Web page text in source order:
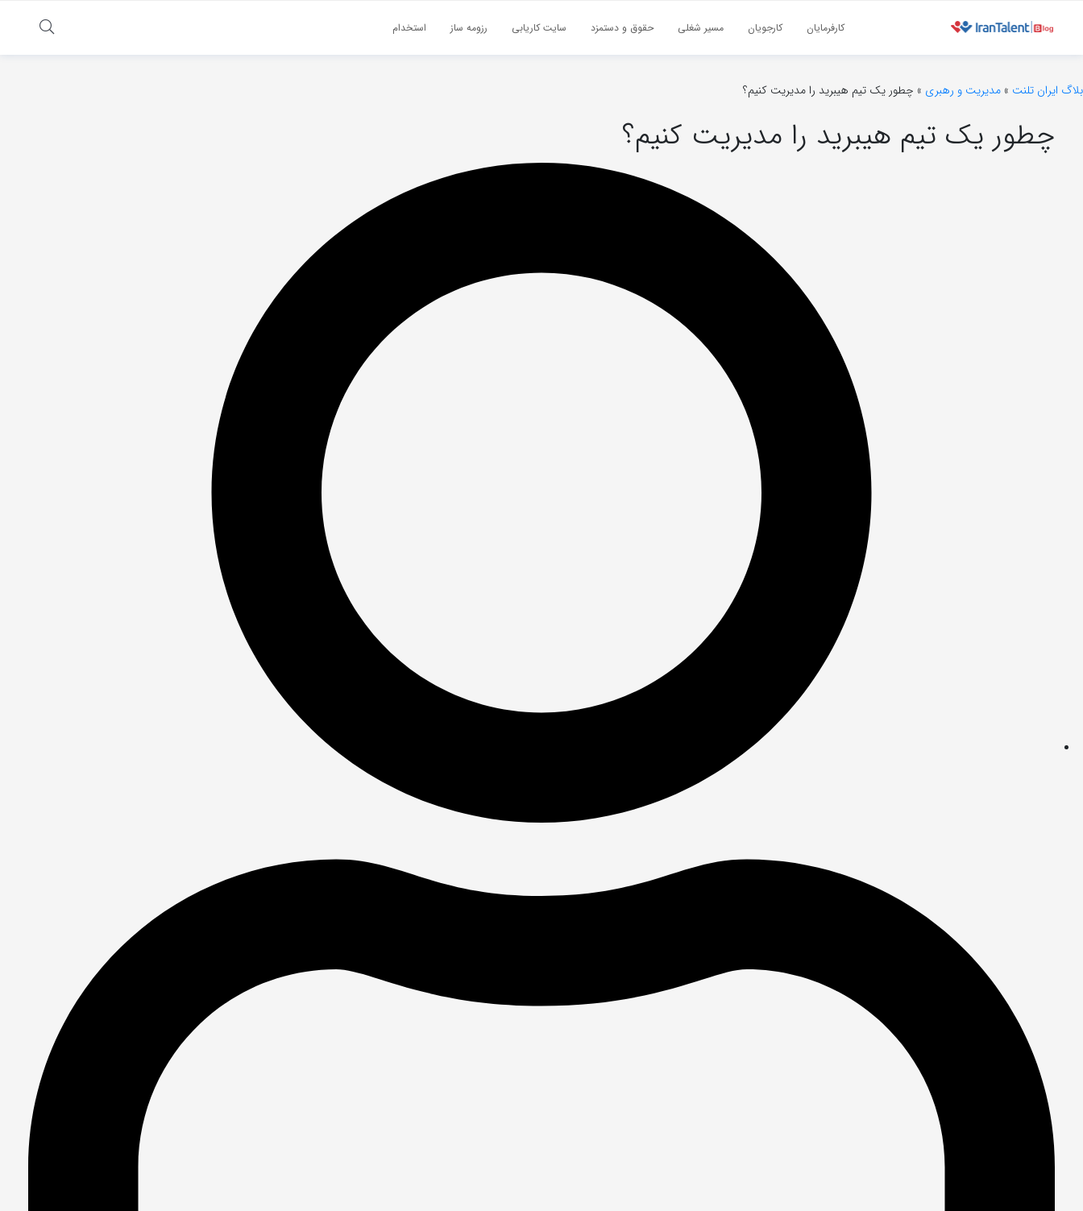
کارفرمایان کارجویان مسیر شغلی حقوق و دستمزد سایت کاریابی رزومه ساز استخدام
بلاگ ایران تلنت » مدیریت و رهبری » چطور یک تیم هیبرید را مدیریت کنیم؟
چطور یک تیم هیبرید را مدیریت کنیم؟